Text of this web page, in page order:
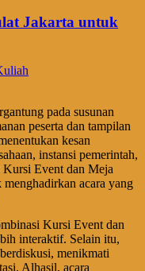
Jakarta untuk
pada susunan
peserta dan tampilan
kesan
instansi pemerintah,
Kursi Event dan Meja
acara yang
Kursi Event dan
interaktif. Selain itu,
menikmati
Alhasil, acara